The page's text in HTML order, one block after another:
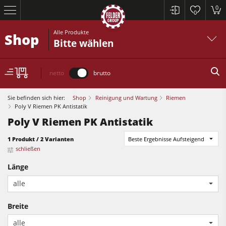
0
0
Kreissägen und Formatkreissägen
Hobelmaschinen
Kreissägen und Formatkreissägen
Fräsmaschinen
Shop Alle Produkte
Bitte wählen
netto brutto
Sie befinden sich hier: Shop Reinigung und Wartung
Riemen
Poly V Riemen PK Antistatik
Poly V Riemen PK Antistatik
1 Produkt / 2 Varianten
Beste Ergebnisse Aufsteigend
schließen
Länge
alle
Breite
alle